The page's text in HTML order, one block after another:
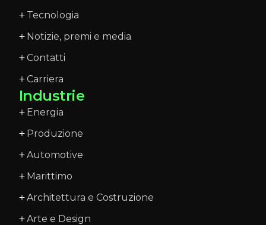
Tecnologia
Notizie, premi e media
Contatti
Carriera
Industrie
Energia
Produzione
Automotive
Marittimo
Architettura e Costruzione
Arte e Design